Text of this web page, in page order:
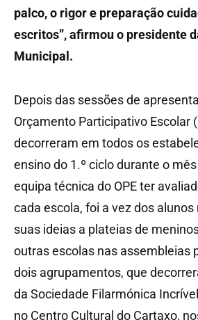
palco, o rigor e preparação
escritos”, afirmou o presidente
Municipal.
Depois das sessões de
Orçamento Participativo Escolar
decorreram em todos os
ensino do 1.º ciclo durante o
equipa técnica do OPE ter
cada escola, foi a vez dos
suas ideias a plateias de
outras escolas nas assembleias
dois agrupamentos, que
da Sociedade Filarmónica
no Centro Cultural do Cartaxo,